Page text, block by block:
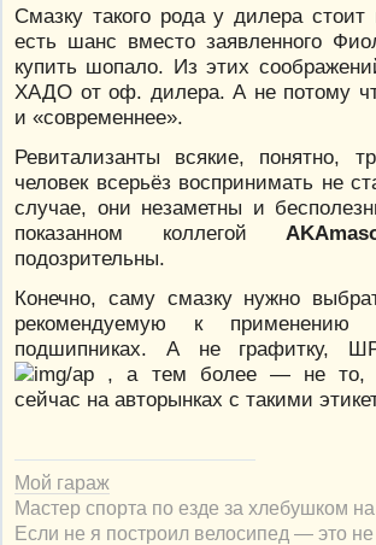
Смазку такого рода у дилера стоит
есть шанс вместо заявленного
купить шопало. Из этих
ХАДО от оф. дилера. А не потому
и «современнее».
Ревитализанты всякие, понятно,
человек всерьёз воспринимать не
случае, они незаметны и
показанном коллегой
подозрительны.
Конечно, саму смазку нужно
рекомендуемую к применению
подшипниках. А не графитку,
, а тем более — не то,
сейчас на авторынках с такими
Мой гараж
Мастер спорта по езде за хлебушком
Если не я построил велосипед — это